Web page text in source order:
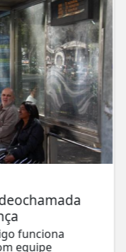
funciona
equipe